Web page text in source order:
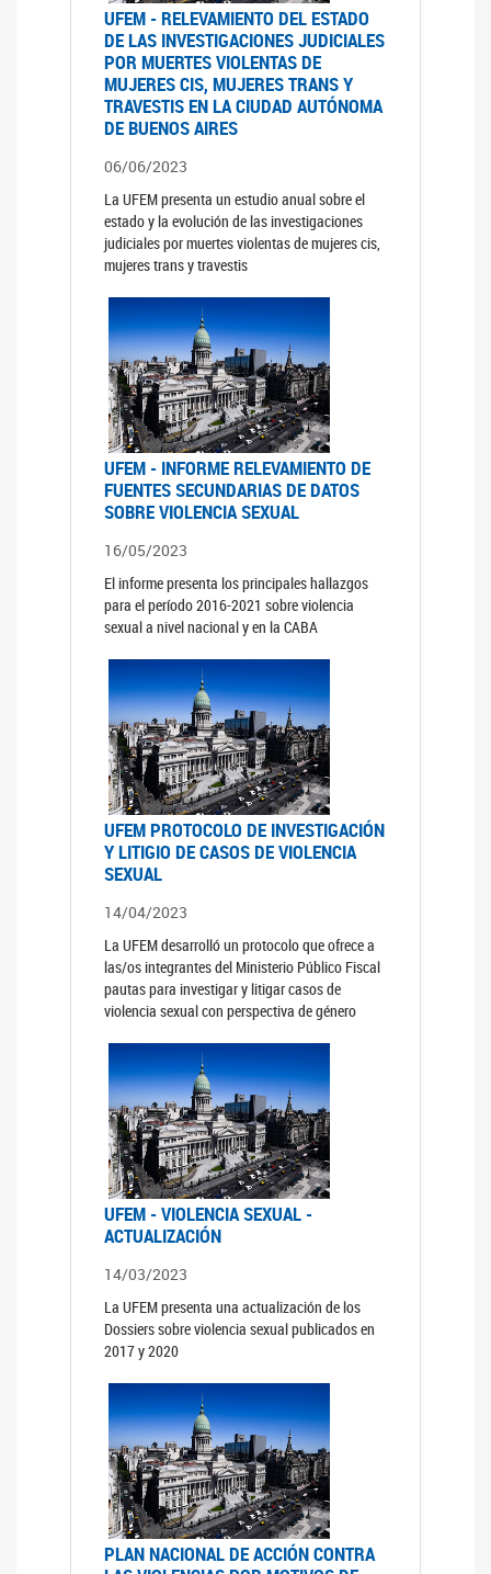
UFEM - RELEVAMIENTO DEL ESTADO
DE LAS INVESTIGACIONES JUDICIALES
POR MUERTES VIOLENTAS DE
MUJERES CIS, MUJERES TRANS Y
TRAVESTIS EN LA CIUDAD AUTÓNOMA
DE BUENOS AIRES
06/06/2023
La UFEM presenta un estudio anual sobre el
estado y la evolución de las investigaciones
judiciales por muertes violentas de mujeres cis,
mujeres trans y travestis
UFEM - INFORME RELEVAMIENTO DE
FUENTES SECUNDARIAS DE DATOS
SOBRE VIOLENCIA SEXUAL
16/05/2023
El informe presenta los principales hallazgos
para el período 2016-2021 sobre violencia
sexual a nivel nacional y en la CABA
UFEM PROTOCOLO DE INVESTIGACIÓN
Y LITIGIO DE CASOS DE VIOLENCIA
SEXUAL
14/04/2023
La UFEM desarrolló un protocolo que ofrece a
las/os integrantes del Ministerio Público Fiscal
pautas para investigar y litigar casos de
violencia sexual con perspectiva de género
UFEM - VIOLENCIA SEXUAL -
ACTUALIZACIÓN
14/03/2023
La UFEM presenta una actualización de los
Dossiers sobre violencia sexual publicados en
2017 y 2020
PLAN NACIONAL DE ACCIÓN CONTRA